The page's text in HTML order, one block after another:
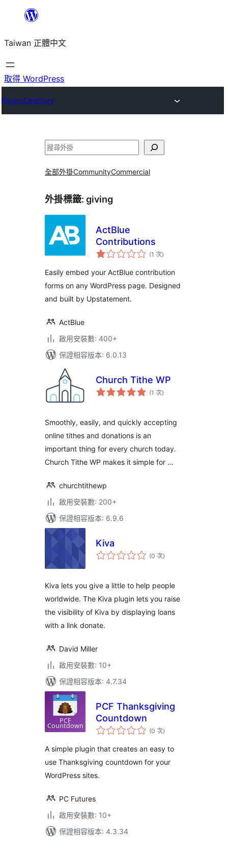
主
要
內
Taiwan 正體中文
取得 WordPress
Plugin Directory
搜
全部外掛CommunityCommercial
外掛標籤: giving
ActBlue
Contributions
(1 次評
分
數
)
Easily embed your ActBlue contribution
forms on any WordPress page. Designed
and built by Upstatement.
ActBlue
啟用安裝數: 400+
保證相容版本: 6.0.13
Church Tithe WP
(1 次評
分)
Smoothly, easily, and quickly accepting
online tithes and donations is an
important thing for every church today.
Church Tithe WP makes it simple for …
churchtithewp
啟用安裝數: 200+
保證相容版本: 6.9.6
Kiva
(0 次評
分)
Kiva lets you give a little to help people
worldwide. The Kiva plugin lets you raise
the visibility of Kiva by displaying loans
with a link donate.
David Miller
啟用安裝數: 10+
保證相容版本: 4.7.34
PCF Thanksgiving
Countdown
(0 次評
分
數
)
A simple plugin that creates an easy to
use Thanksgiving countdown for your
WordPress sites.
PC Futures
啟用安裝數: 10+
保證相容版本: 4.3.34